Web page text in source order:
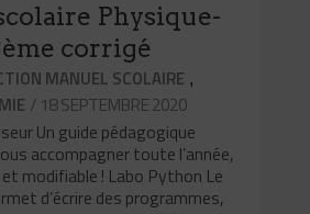
Physique-
corrigé
MANUEL SCOLAIRE ,
/ 18 SEPTEMBRE 2020
Un guide pédagogique
accompagner toute l’année,
modifiable ! Labo Python Le
d’écrire des programmes,